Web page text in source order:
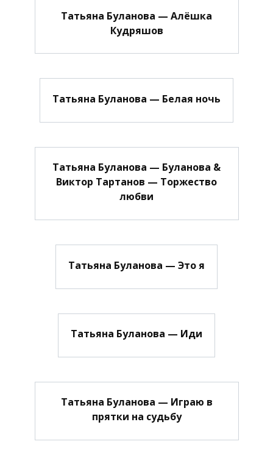
Татьяна Буланова — Алёшка
Кудряшов
Татьяна Буланова — Белая ночь
Татьяна Буланова — Буланова &
Виктор Тартанов — Торжество
любви
Татьяна Буланова — Это я
Татьяна Буланова — Иди
Татьяна Буланова — Играю в
прятки на судьбу